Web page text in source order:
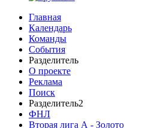
Главная
Календарь
Команды
События
Разделитель
О проекте
Реклама
Поиск
Разделитель2
ФНЛ
Вторая лига А - Золото